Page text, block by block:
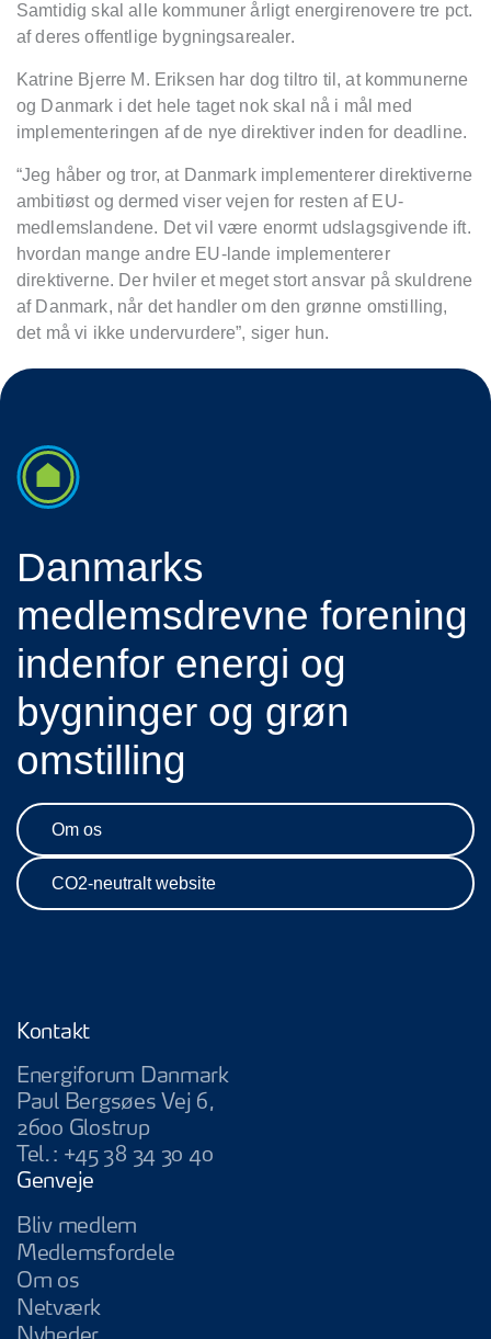
Samtidig skal alle kommunerårligt energirenovere tre pct.
af deres offentlige bygningsarealer.
Katrine Bjerre M. Eriksen har dog tiltro til, at kommunerne
og Danmark i det hele taget nok skal nå i mål med
implementeringen af de nye direktiver inden for deadline.
“Jeg håber og tror, at Danmark implementerer direktiverne
ambitiøst og dermed viser vejen for resten af EU-
medlemslandene. Det vil være enormt udslagsgivende ift.
hvordan mange andre EU-lande implementerer
direktiverne. Der hviler et meget stort ansvar påskuldrene
af Danmark, når det handler om den grønne omstilling,
det må vi ikke undervurdere”, siger hun.
Danmarks
medlemsdrevne forening
indenfor energi og
bygninger og grøn
omstilling
Om os
CO2-neutralt website
Kontakt
Energiforum Danmark
Paul Bergsøes Vej 6,
2600 Glostrup
Tel.: +45 38 34 30 40
Genveje
Bliv medlem
Medlemsfordele
Om os
Netværk